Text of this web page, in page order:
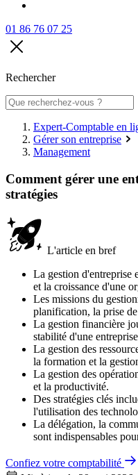
01 86 76 07 25
Rechercher
Expert-Comptable en
Gérer son entreprise
Management
Comment gérer une
stratégies
L'article en bref
La gestion d'entreprise
et la croissance d'une
Les missions du
planification, la prise
La gestion financière
stabilité d'une
La gestion des
la formation et la
La gestion des
et la productivité.
Des stratégies clés
l'utilisation des
La délégation, la
sont indispensables
Confiez votre comptabilité